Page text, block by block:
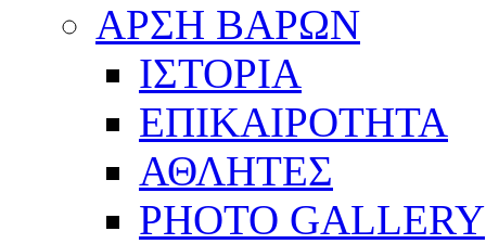
ΑΡΣΗ ΒΑΡΩΝ
ΙΣΤΟΡΙΑ
ΕΠΙΚΑΙΡΟΤΗΤΑ
ΑΘΛΗΤΕΣ
PHOTO GALLERY